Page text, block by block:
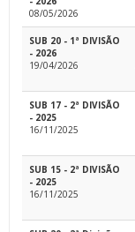
08/05/2026
SUB 20 - 1ª DIVISÃO
- 2026
19/04/2026
SUB 17 - 2ª DIVISÃO
- 2025
16/11/2025
SUB 15 - 2ª DIVISÃO
- 2025
16/11/2025